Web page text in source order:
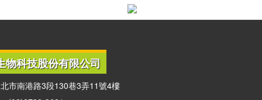
物科技股份有限公司
市南港路3段130巷3弄11號4樓